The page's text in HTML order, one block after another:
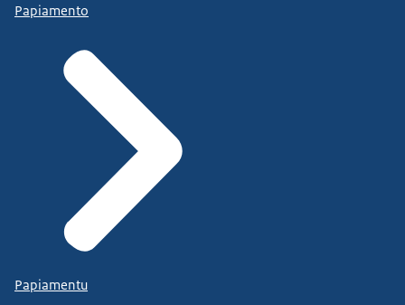
Papiamento
Papiamentu